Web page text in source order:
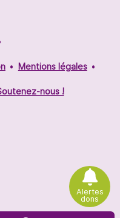
Alertes
dons
Mentions légales
nous !